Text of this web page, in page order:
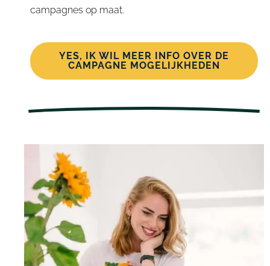
campagnes op maat.
YES, IK WIL MEER INFO OVER DE
CAMPAGNE MOGELIJKHEDEN